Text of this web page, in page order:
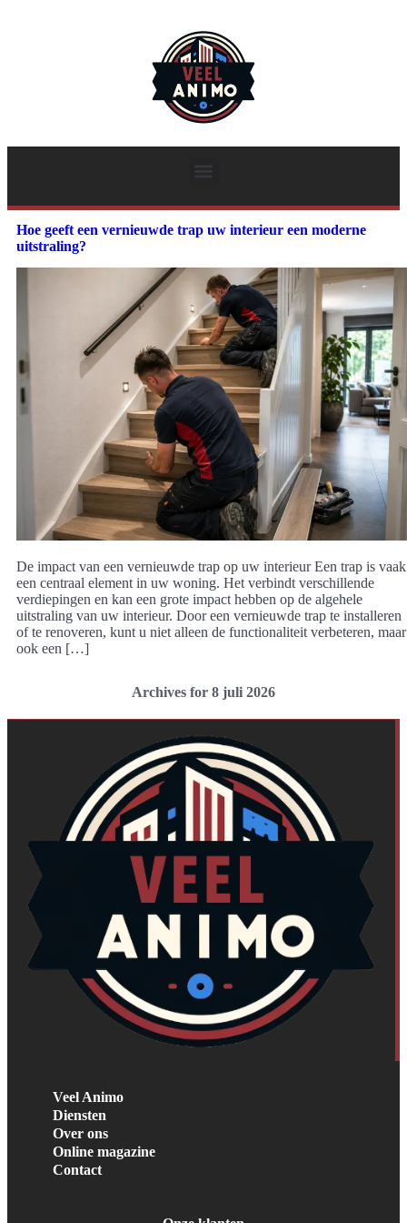
Hoe geeft een vernieuwde trap uw interieur een moderne
uitstraling?
De impact van een vernieuwde trap op uw interieur Een trap is vaak
een centraal element in uw woning. Het verbindt verschillende
verdiepingen en kan een grote impact hebben op de algehele
uitstraling van uw interieur. Door een vernieuwde trap te installeren
of te renoveren, kunt u niet alleen de functionaliteit verbeteren, maar
ook een […]
Archives for 8 juli 2026
Veel Animo
Diensten
Over ons
Online magazine
Contact